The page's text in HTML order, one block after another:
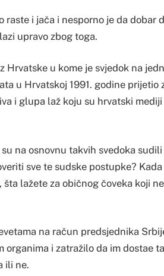
i jača i nesporno je da dobar
upravo zbog toga.
Hrvatske u kome je svjedok na
u Hrvatskoj 1991. godine prijetio
i glupa laž koju su hrvatski
na osnovnu takvih svedoka
sve te sudske postupke?
lažete za običnog čoveka koji
na račun predsjednika
i zatražilo da im dostae
ili ne.